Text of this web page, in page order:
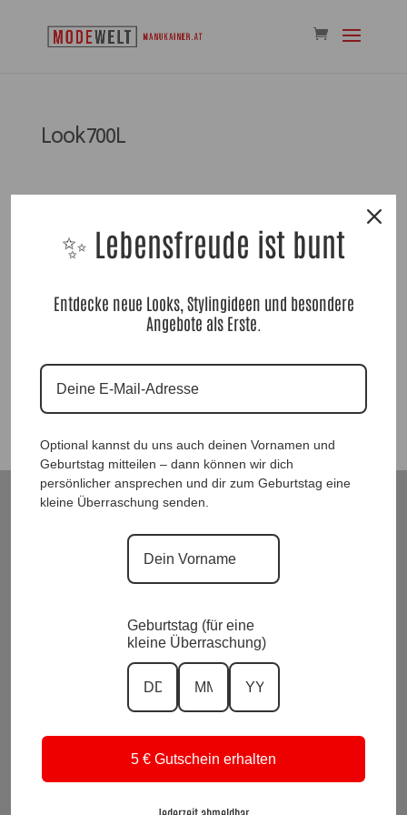
Look700L
Kommentar absenden
angemeldetsein, um einen Kommentar
Suchen
ModeWelt Manu* Kainer, Kusmanekstrasse 22, 8280 Fürstenfeld
Versand und Rückgabe
Impressum und Datenschutzerklärung
Wiederrufsbelehrung
KI-Transparenz
Alle Preise inkl. Mwst.
Vertrag widerrufen
Suchen
✨ Lebensfreude ist bunt
Entdecke neue Looks, Stylingideen und besondere
Angebote als Erste.
Optional kannst du uns auch deinen Vornamen und
Geburtstag mitteilen – dann können wir dich
persönlicher ansprechen und dir zum Geburtstag eine
kleine Überraschung senden.
Geburtstag (für eine
kleine Überraschung)
5 € Gutschein erhalten